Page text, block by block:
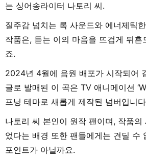
는 싱어송라이터 나토리 씨.
질주감 넘치는 록 사운드와 에너제틱
작품은, 듣는 이의 마음을 뜨겁게 뒤흔
죠.
2024년 4월에 음원 배포가 시작되어
글로 발매된 이 곡은 TV 애니메이션
프닝 테마로 새롭게 제작된 넘버입니
나토리 씨 본인이 원작 팬이며, 작품의
었다는 배경 또한 팬들에게는 견딜 수
포인트가 아닐까요.